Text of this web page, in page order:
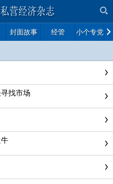
封面故事 经管 小个专党建
找市场